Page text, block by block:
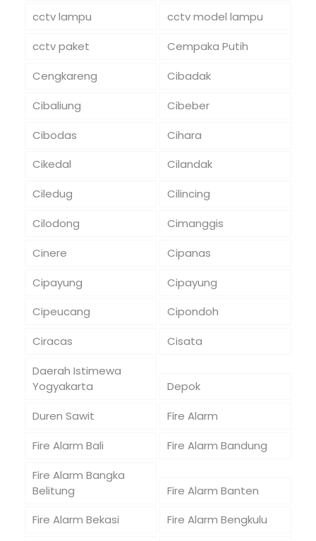
cctv lampu
cctv model lampu
cctv paket
Cempaka Putih
Cengkareng
Cibadak
Cibaliung
Cibeber
Cibodas
Cihara
Cikedal
Cilandak
Ciledug
Cilincing
Cilodong
Cimanggis
Cinere
Cipanas
Cipayung
Cipayung
Cipeucang
Cipondoh
Ciracas
Cisata
Daerah Istimewa
Yogyakarta
Depok
Duren Sawit
Fire Alarm
Fire Alarm Bali
Fire Alarm Bandung
Fire Alarm Bangka
Belitung
Fire Alarm Banten
Fire Alarm Bekasi
Fire Alarm Bengkulu